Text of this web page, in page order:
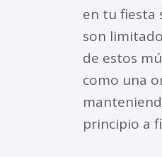
en tu fiesta
son
de estos
como una
principio a